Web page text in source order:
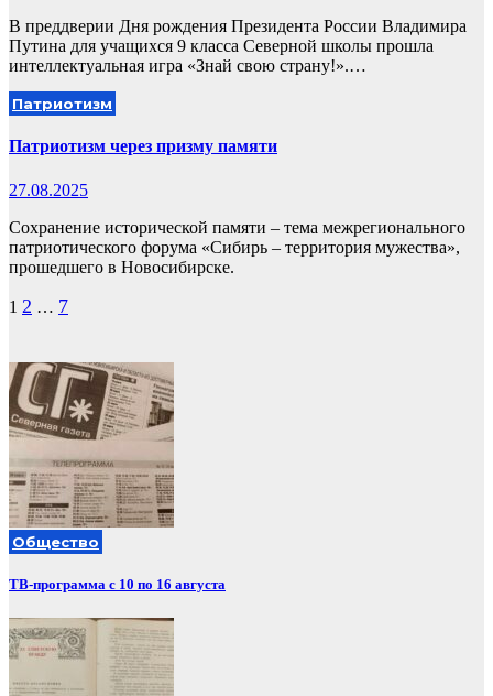
В преддверии Дня рождения Президента России Владимира
Путина для учащихся 9 класса Северной школы прошла
интеллектуальная игра «Знай свою страну!».…
Патриотизм
Патриотизм через призму памяти
27.08.2025
Сохранение исторической памяти – тема межрегионального
патриотического форума «Сибирь – территория мужества»,
прошедшего в Новосибирске.
Пагинация
1 2 … 7
Общество
ТВ-программа с 10 по 16 августа